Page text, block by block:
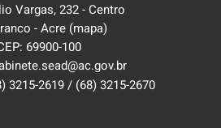
Vargas, 232 - Centro
- Acre (mapa)
69900-100
3215-2619/ (68) 3215-2670